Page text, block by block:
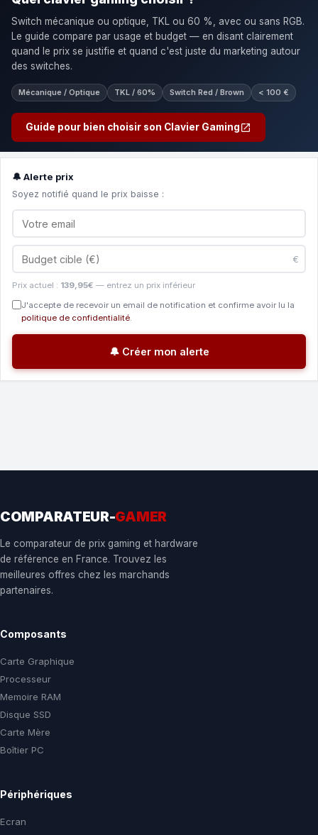
Switch mécanique ou optique, TKL ou 60 %, avec ou sans RGB.
Le guide compare par usage et budget — en disant clairement
quand le prix se justifie et quand c'est juste du marketing autour
des switches.
Mécanique / Optique TKL / 60% Switch Red / Brown < 100 €
Guide pour bien choisir son Clavier Gaming
🔔 Alerte prix
Soyez notifié quand le prix baisse :
€
Prix actuel : 139,95€ — entrez un prix inférieur
J'accepte de recevoir un email de notification et confirme avoir lu la
politique de confidentialité.
🔔 Créer mon alerte
COMPARATEUR-GAMER
Le comparateur de prix gaming et hardware
de référence en France. Trouvez les
meilleures offres chez les marchands
partenaires.
Composants
Carte Graphique
Processeur
Memoire RAM
Disque SSD
Carte Mère
Boîtier PC
Périphériques
Ecran